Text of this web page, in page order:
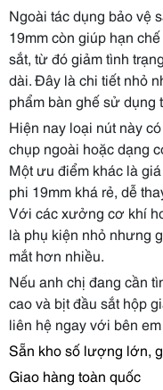
Ngoài tác dụng bảo vệ
19mm còn giúp hạn
sắt, từ đó giảm tình
dài. Đây là chi tiết nhỏ
phẩm bàn ghế sử dụng
Hiện nay loại nút này
chụp ngoài hoặc dạng
Một ưu điểm khác là
phi 19mm khá rẻ, dễ
Với các xưởng cơ khí
là phụ kiện nhỏ nhưng
mắt hơn nhiều.
Nếu anh chị đang cần
cao và bịt đầu sắt hộp
liên hệ ngay với bên
Sẵn kho số lượng lớn,
Giao hàng toàn quốc